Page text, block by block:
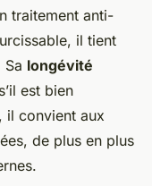
traitement anti-
il tient
longévité
est bien
il convient aux
de plus en plus